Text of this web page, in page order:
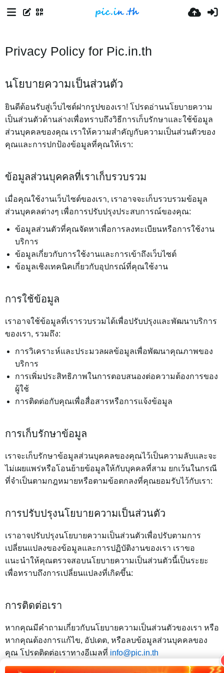
Privacy Policy for Pic.in.th
นโยบายความเป็นส่วนตัว
ยินดีต้อนรับสู่เว็บไซต์ฝากรูปของเรา! โปรดอ่านนโยบายความ
เป็นส่วนตัวด้านล่างเพื่อทราบถึงวิธีการเก็บรักษาและใช้ข้อมูล
ส่วนบุคคลของคุณ เราให้ความสำคัญกับความเป็นส่วนตัวของ
คุณและการปกป้องข้อมูลที่คุณให้เรา:
ข้อมูลส่วนบุคคลที่เราเก็บรวบรวม
เมื่อคุณใช้งานเว็บไซต์ของเรา, เราอาจจะเก็บรวบรวมข้อมูล
ส่วนบุคคลต่างๆ เพื่อการปรับปรุงประสบการณ์ของคุณ:
ข้อมูลส่วนตัวที่คุณจัดหาเพื่อการลงทะเบียนหรือการใช้งาน
บริการ
ข้อมูลเกี่ยวกับการใช้งานและการเข้าถึงเว็บไซต์
ข้อมูลเชิงเทคนิคเกี่ยวกับอุปกรณ์ที่คุณใช้งาน
การใช้ข้อมูล
เราอาจใช้ข้อมูลที่เรารวบรวมได้เพื่อปรับปรุงและพัฒนาบริการ
ของเรา, รวมถึง:
การวิเคราะห์และประมวลผลข้อมูลเพื่อพัฒนาคุณภาพของ
บริการ
การเพิ่มประสิทธิภาพในการตอบสนองต่อความต้องการของ
ผู้ใช้
การติดต่อกับคุณเพื่อสื่อสารหรือการแจ้งข้อมูล
การเก็บรักษาข้อมูล
เราจะเก็บรักษาข้อมูลส่วนบุคคลของคุณไว้เป็นความลับและจะ
ไม่เผยแพร่หรือโอนย้ายข้อมูลให้กับบุคคลที่สาม ยกเว้นในกรณี
ที่จำเป็นตามกฎหมายหรือตามข้อตกลงที่คุณยอมรับไว้กับเรา:
การปรับปรุงนโยบายความเป็นส่วนตัว
เราอาจปรับปรุงนโยบายความเป็นส่วนตัวเพื่อปรับตามการ
เปลี่ยนแปลงของข้อมูลและการปฏิบัติงานของเรา เราขอ
แนะนำให้คุณตรวจสอบนโยบายความเป็นส่วนตัวนี้เป็นระยะ
เพื่อทราบถึงการเปลี่ยนแปลงที่เกิดขึ้น:
การติดต่อเรา
หากคุณมีคำถามเกี่ยวกับนโยบายความเป็นส่วนตัวของเรา หรือ
หากคุณต้องการแก้ไข, อัปเดต, หรือลบข้อมูลส่วนบุคคลของ
คุณ โปรดติดต่อเราทางอีเมลที่ info@pic.in.th
ขอบคุณที่ใช้บริการเว็บไซต์ฝากรูปของเรา!